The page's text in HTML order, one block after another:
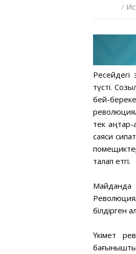
/
түсті.
бей-
тек
саяси
талап етгі.
Майданда
білдірген
Үкімет
бағынышты